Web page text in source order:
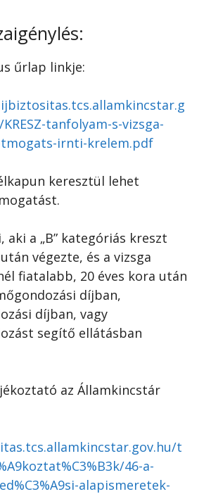
űrlap linkje:
tanfolyam-s-vizsga-
irnti-krelem.pdf
keresztül lehet
aki a „B” kategóriás kreszt
végezte, és a vizsga
fiatalabb, 20 éves kora után
díjban,
díjban, vagy
segítő ellátásban
az Államkincstár
t
46-a-
alapismeretek-